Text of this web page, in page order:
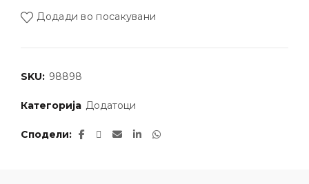
Додади во посакувани
SKU: 98898
Категорија Додатоци
Сподели